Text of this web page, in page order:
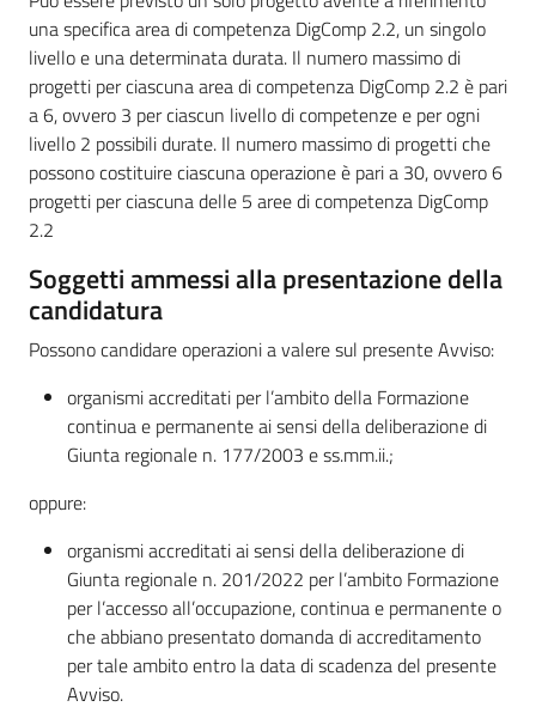
una specifica area di competenza DigComp 2.2, un singolo
livello e una determinata durata. Il numero massimo di
progetti per ciascuna area di competenza DigComp 2.2 è pari
a 6, ovvero 3 per ciascun livello di competenze e per ogni
livello 2 possibili durate. Il numero massimo di progetti che
possono costituire ciascuna operazione è pari a 30, ovvero 6
progetti per ciascuna delle 5 aree di competenza DigComp
2.2
Soggetti ammessi alla presentazione della
candidatura
Possono candidare operazioni a valere sul presente Avviso:
organismi accreditati per l’ambito della Formazione
continua e permanente ai sensi della deliberazione di
Giunta regionale n. 177/2003 e ss.mm.ii.;
oppure:
organismi accreditati ai sensi della deliberazione di
Giunta regionale n. 201/2022 per l’ambito Formazione
per l’accesso all’occupazione, continua e permanente o
che abbiano presentato domanda di accreditamento
per tale ambito entro la data di scadenza del presente
Avviso.